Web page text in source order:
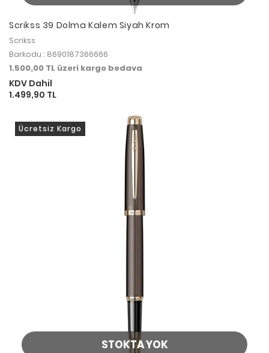
Scrikss 39 Dolma Kalem Siyah Krom
Scrikss
Barkodu : 8690187366666
1.500,00 TL üzeri kargo bedava
KDV Dahil
1.499,90 TL
STOKTA YOK
Ücretsiz Kargo